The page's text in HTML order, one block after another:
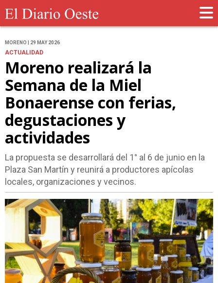
MORENO | 29 MAY 2026
ACTUALIDAD
Moreno realizará la
Semana de la Miel
Bonaerense con ferias,
degustaciones y
actividades
La propuesta se desarrollará del 1° al 6 de junio en la
Plaza San Martín y reunirá a productores apícolas
locales, organizaciones y vecinos.